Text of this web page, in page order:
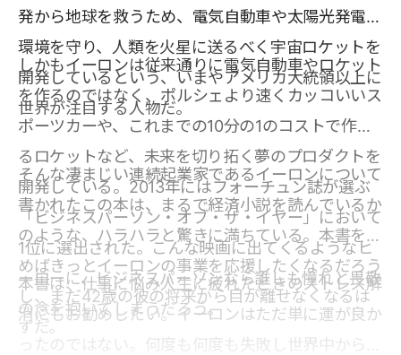
発から地球を救うため、電気自動車や太陽光発電で
環境を守り、人類を火星に送るべく宇宙ロケットを
開発しているという、いまやアメリカ大統領以上に
世界が注目する人物だ。
しかもイーロンは従来通りに電気自動車やロケット
を作るのではなく、ポルシェより速くカッコいいス
ポーツカーや、これまでの10分の1のコストで作れ
るロケットなど、未来を切り拓く夢のプロダクトを
開発している。2013年にはフォーチュン誌が選ぶ
「ビジネスパーソン・オブ・ザ・イヤー」において
1位に選出された。こんな映画に出てくるようなヒ
ーローに、ビジネスパーソンなら誰しも憧れと畏敬
の念を抱いてしまうだろう。
そんな凄まじい連続起業家であるイーロンについて
書かれたこの本は、まるで経済小説を読んでいるか
のような、ハラハラと驚きに満ちている。本書を読
めばきっとイーロンの事業を応援したくなるだろう
し、まだ42歳の彼の将来から目が離せなくなるは
ずだ。
本書は、仕事に悩み人生に疲れたときのストレス解
消にもお勧めしたい。イーロンはただ単に運が良か
ったのではない。何度も何度も失敗し世界中から非